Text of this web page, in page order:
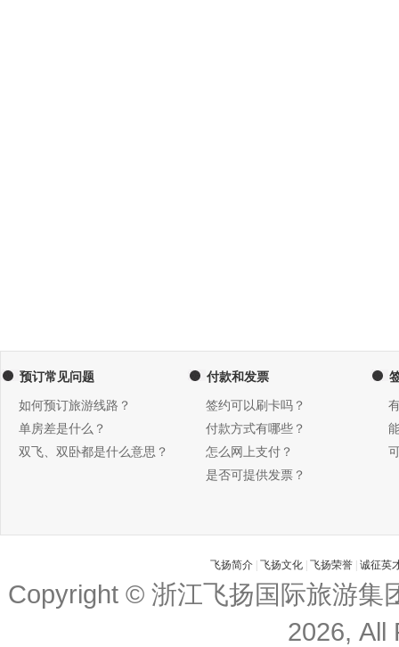
预订常见问题
如何预订旅游线路？
单房差是什么？
双飞、双卧都是什么意思？
付款和发票
签约可以刷卡吗？
付款方式有哪些？
怎么网上支付？
是否可提供发票？
飞扬简介 飞扬文化 飞扬荣誉 诚征英
Copyright © 浙江飞扬国际旅游集
2026, All